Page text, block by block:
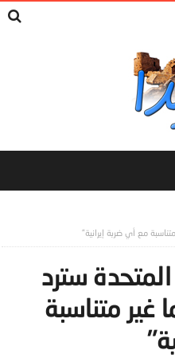
مع أي ضربة إيرانية”
سترد
غير متناسبة